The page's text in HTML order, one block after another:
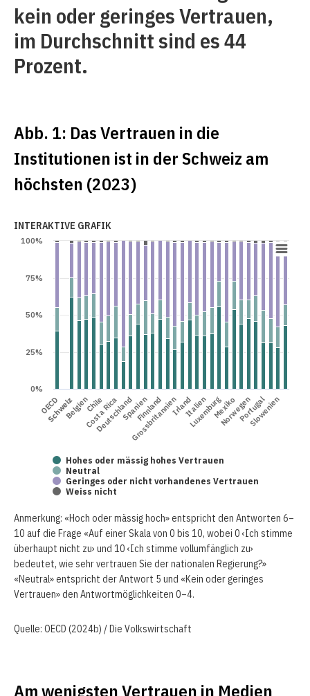
kein oder geringes Vertrauen,
im Durchschnitt sind es 44
Prozent.
Abb. 1: Das Vertrauen in die
Institutionen ist in der Schweiz am
höchsten (2023)
INTERAKTIVE GRAFIK
Hohes oder mässig hohes Vertrauen
Neutral
Geringes oder nicht vorhandenes Vertrauen
Weiss nicht
OECD
SchweizBelgienChile
Costa Rica
DeutschlandSpanienFinnland
GrossbritannienIrlandItalien
LuxemburgMexiko
NorwegenPortugal
Slowenien
0%
25%
50%
75%
100%
Anmerkung: «Hoch oder mässig hoch» entspricht den Antworten 6–
10 auf die Frage «Auf einer Skala von 0 bis 10, wobei 0 ‹Ich stimme
überhaupt nicht zu› und 10 ‹Ich stimme vollumfänglich zu›
bedeutet, wie sehr vertrauen Sie der nationalen Regierung?»
«Neutral» entspricht der Antwort 5 und «Kein oder geringes
Vertrauen» den Antwortmöglichkeiten 0–4.
Quelle: OECD (2024b) / Die Volkswirtschaft
Am wenigsten Vertrauen in Medien